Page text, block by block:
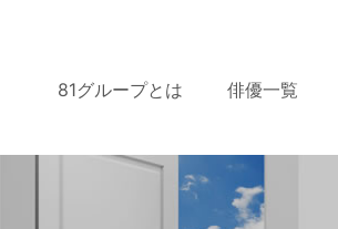
81グループとは 俳優一覧